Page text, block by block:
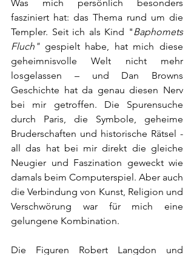
Was mich persönlich besonders
fasziniert hat: das Thema rund um die
Templer. Seit ich als Kind "Baphomets
Fluch" gespielt habe, hat mich diese
geheimnisvolle Welt nicht mehr
losgelassen – und Dan Browns
Geschichte hat da genau diesen Nerv
bei mir getroffen. Die Spurensuche
durch Paris, die Symbole, geheime
Bruderschaften und historische Rätsel -
all das hat bei mir direkt die gleiche
Neugier und Faszination geweckt wie
damals beim Computerspiel. Aber auch
die Verbindung von Kunst, Religion und
Verschwörung war für mich eine
gelungene Kombination.
Die Figuren Robert Langdon und